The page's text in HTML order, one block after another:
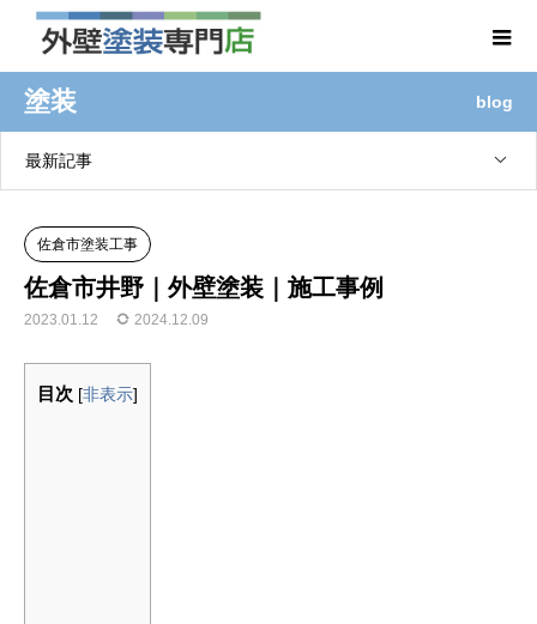
塗装 blog
最新記事
佐倉市塗装工事
佐倉市井野｜外壁塗装｜施工事例
2023.01.12 2024.12.09
目次 [非表示]